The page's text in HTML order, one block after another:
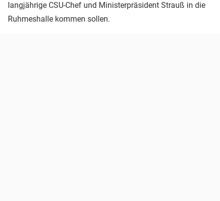
langjährige CSU-Chef und Ministerpräsident Strauß in die
Ruhmeshalle kommen sollen.